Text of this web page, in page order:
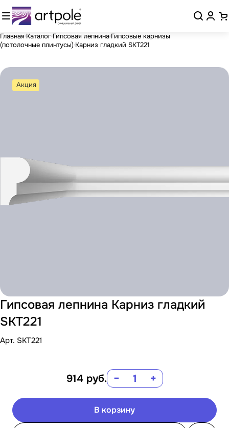
Главная Каталог Гипсовая лепнина Гипсовые карнизы
(потолочные плинтусы) Карниз гладкий SKT221
Акция
Гипсовая лепнина Карниз гладкий
SKT221
Арт. SKT221
914 руб. − +
В корзину